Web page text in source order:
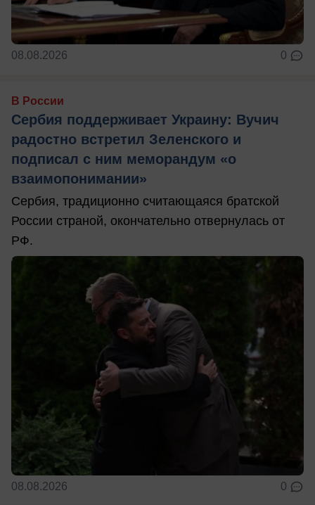
08.08.2026 0
В России
Сербия поддерживает Украину: Вучич
радостно встретил Зеленского и
подписал с ним меморандум «о
взаимопонимании»
Сербия, традиционно считающаяся братской
России страной, окончательно отвернулась от
РФ.
08.08.2026 0